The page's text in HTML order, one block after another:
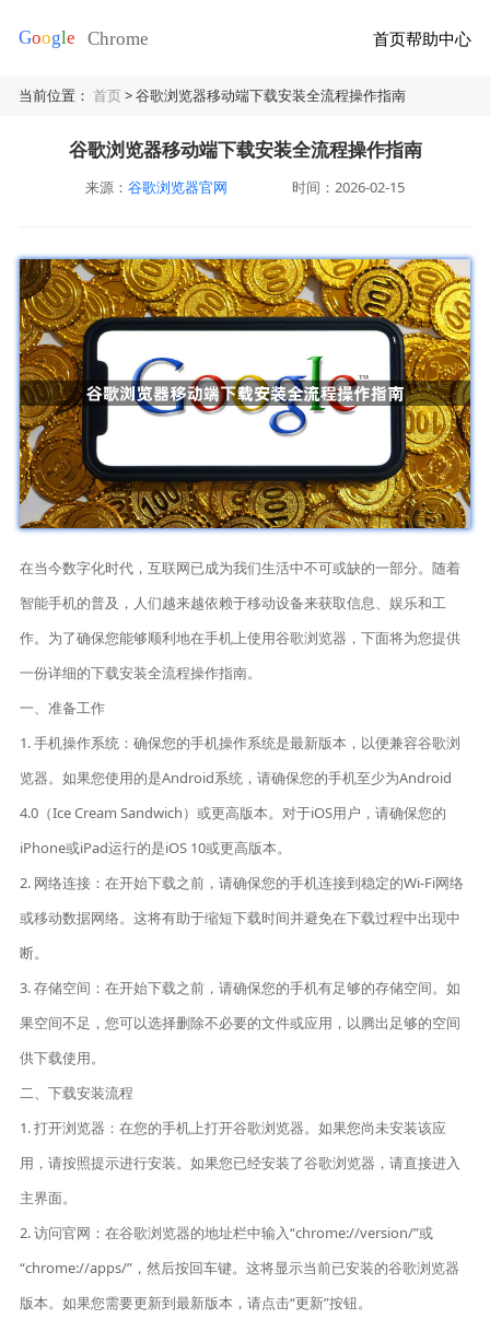
首页帮助中心
当前位置：首页> 谷歌浏览器移动端下载安装全流程操作指南
谷歌浏览器移动端下载安装全流程操作指南
来源： 谷歌浏览器官网 时间：2026-02-15
在当今数字化时代，互联网已成为我们生活中不可或缺的一部分。随着
智能手机的普及，人们越来越依赖于移动设备来获取信息、娱乐和工
作。为了确保您能够顺利地在手机上使用谷歌浏览器，下面将为您提供
一份详细的下载安装全流程操作指南。
一、准备工作
1. 手机操作系统：确保您的手机操作系统是最新版本，以便兼容谷歌浏
览器。如果您使用的是Android系统，请确保您的手机至少为Android
4.0（Ice Cream Sandwich）或更高版本。对于iOS用户，请确保您的
iPhone或iPad运行的是iOS 10或更高版本。
2. 网络连接：在开始下载之前，请确保您的手机连接到稳定的Wi-Fi网络
或移动数据网络。这将有助于缩短下载时间并避免在下载过程中出现中
断。
3. 存储空间：在开始下载之前，请确保您的手机有足够的存储空间。如
果空间不足，您可以选择删除不必要的文件或应用，以腾出足够的空间
供下载使用。
二、下载安装流程
1. 打开浏览器：在您的手机上打开谷歌浏览器。如果您尚未安装该应
用，请按照提示进行安装。如果您已经安装了谷歌浏览器，请直接进入
主界面。
2. 访问官网：在谷歌浏览器的地址栏中输入“chrome://version/”或
“chrome://apps/”，然后按回车键。这将显示当前已安装的谷歌浏览器
版本。如果您需要更新到最新版本，请点击“更新”按钮。